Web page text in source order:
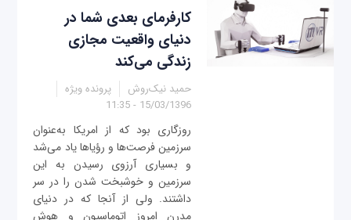
کارفرمای بعدی شما در
دنیای واقعیت مجازی
زندگی می‌کند
حمید نیک‌روش
پرونده ویژه
15/03/1396 - 11:35
روزگاری بود که از امریکا به‌عنوان
سرزمین فرصت‌ها و رؤیاها یاد می‌شد
و بسیاری آرزوی رسیدن به این
سرزمین و خوشبخت‌ شدن را در سر
داشتند. ولی از آنجا ‌که در دنیای
مدرن امروز اتوماسیون و هوش